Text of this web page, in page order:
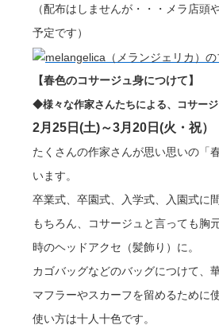
（配布はしませんが・・・メラ店頭
予定です）
【春色のコサージュ身につけて】
◆様々な作家さんたちによる、コサー
2月25日(土)～3月20日(火・祝）
たくさんの作家さんが思い思いの「
います。
卒業式、卒園式、入学式、入園式に
もちろん、コサージュと言っても胸
時のヘッドアクセ（髪飾り）に。
カゴバッグなどのバッグにつけて、
マフラーやスカーフを留めるために
使い方は十人十色です。